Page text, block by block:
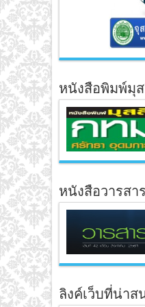
หนังสือพิมพ์มุ
หนังสือวารสา
ลิงค์เว็บที่น่าส